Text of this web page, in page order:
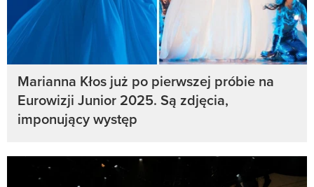
Marianna Kłos już po pierwszej próbie na
Eurowizji Junior 2025. Są zdjęcia,
imponujący występ